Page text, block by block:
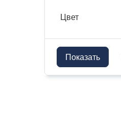
Цвет
Показать